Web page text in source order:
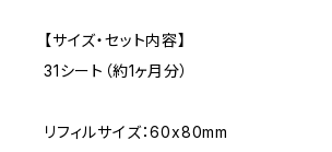
【サイズ・セット内容】
31シート（約1ヶ月分）
リフィルサイズ：60x80mm